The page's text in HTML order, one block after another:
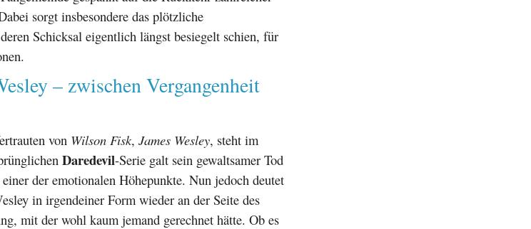
sorgt insbesondere das plötzliche
Schicksal eigentlich längst besiegelt schien, für
– zwischen Vergangenheit
von Wilson Fisk, James Wesley, steht im
Daredevil-Serie galt sein gewaltsamer Tod
der emotionalen Höhepunkte. Nun jedoch deutet
in irgendeiner Form wieder an der Seite des
mit der wohl kaum jemand gerechnet hätte. Ob es